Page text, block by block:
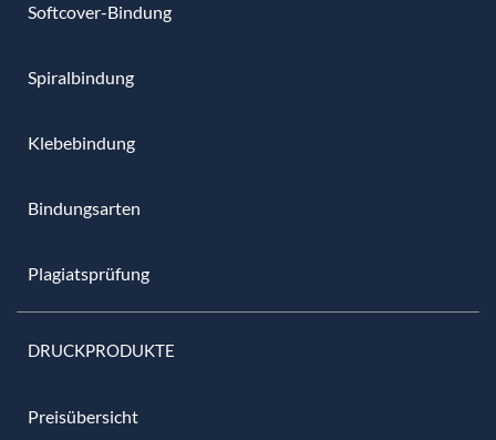
Softcover-Bindung
Spiralbindung
Klebebindung
Bindungsarten
Plagiatsprüfung
DRUCKPRODUKTE
Preisübersicht